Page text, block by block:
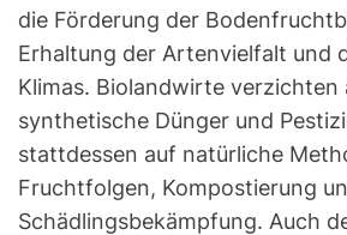
die Förderung der
Erhaltung der Artenvielfalt und
Klimas. Biolandwirte verzichten
synthetische Dünger und
stattdessen auf natürliche
Fruchtfolgen, Kompostierung
Schädlingsbekämpfung. Auch